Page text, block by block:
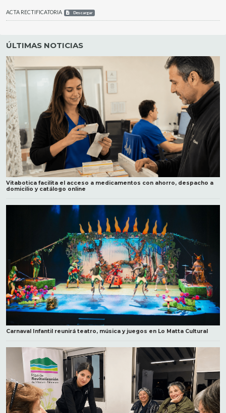
ACTA RECTIFICATORIA Descargar
ÚLTIMAS NOTICIAS
Vitabotica facilita el acceso a medicamentos con ahorro, despacho a
domicilio y catálogo online
Carnaval Infantil reunirá teatro, música y juegos en Lo Matta Cultural